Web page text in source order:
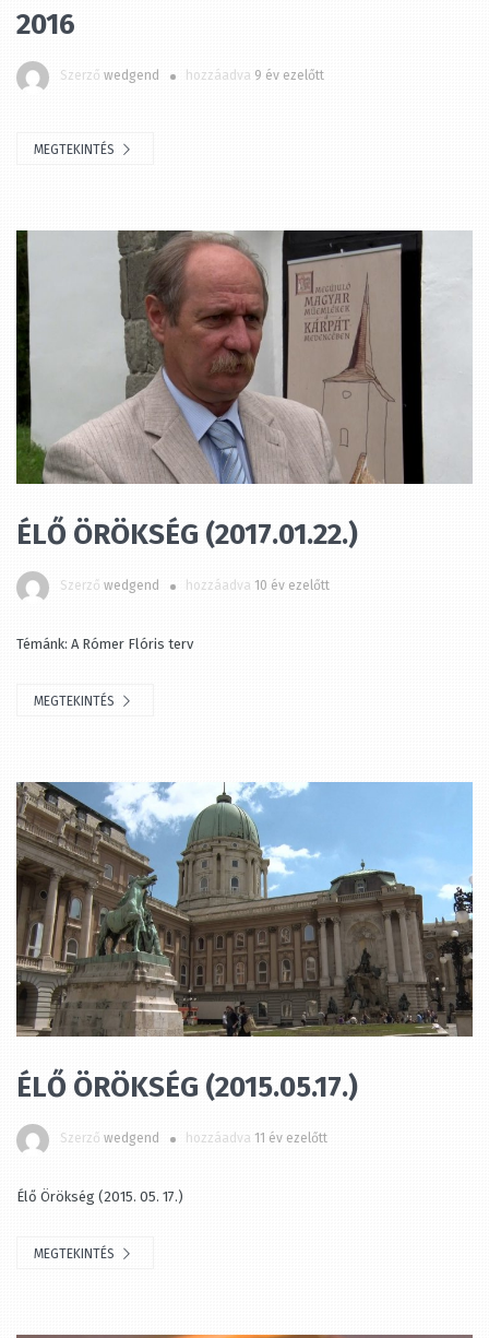
Szerző
ÉLŐ ÖRÖKSÉG (2017.01.22.)
Szerzőwedgend hozzáadva 10 év ezelőtt
Témánk: A Rómer Flóris terv
MEGTEKINTÉS
ÉLŐ ÖRÖKSÉG (2015.05.17.)
Szerzőwedgend hozzáadva11 év ezelőtt
Élő Örökség (2015. 05. 17.)
MEGTEKINTÉS